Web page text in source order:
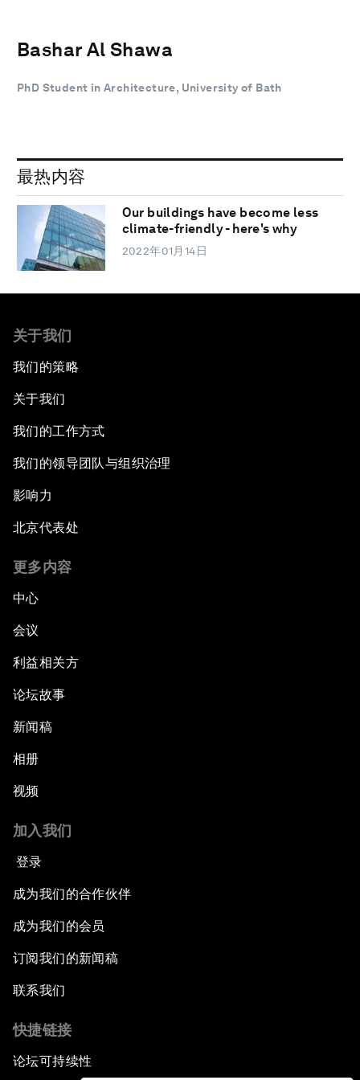
Bashar Al Shawa
PhD Student in Architecture, University of Bath
最热内容
Our buildings have become less
climate-friendly - here's why
2022年01月14日
关于我们
我们的策略
关于我们
我们的工作方式
我们的领导团队与组织治理
影响力
北京代表处
更多内容
中心
会议
利益相关方
论坛故事
新闻稿
相册
视频
加入我们
登录
成为我们的合作伙伴
成为我们的会员
订阅我们的新闻稿
联系我们
快捷链接
论坛可持续性